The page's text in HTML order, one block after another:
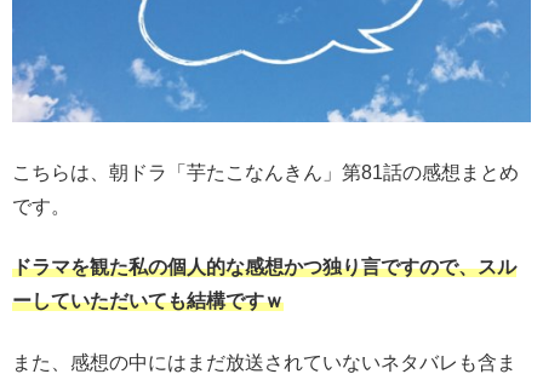
こちらは、朝ドラ「芋たこなんきん」第81話の感想まとめ
です。
ドラマを観た私の個人的な感想かつ独り言ですので、スル
ーしていただいても結構ですｗ
また、感想の中にはまだ放送されていないネタバレも含ま